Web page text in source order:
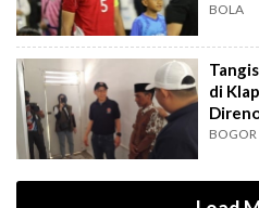
BOLA
di
BOGOR